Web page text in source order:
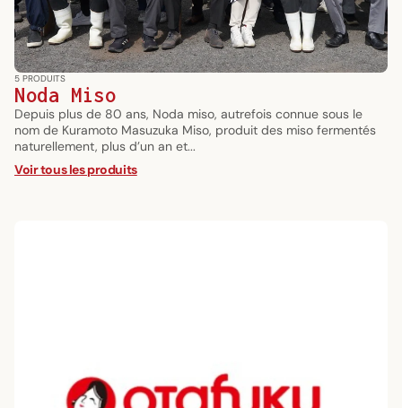
5 PRODUITS
Noda Miso
Depuis plus de 80 ans, Noda miso, autrefois connue sous le
nom de Kuramoto Masuzuka Miso, produit des miso fermentés
naturellement, plus d’un an et...
Voir tous les produits